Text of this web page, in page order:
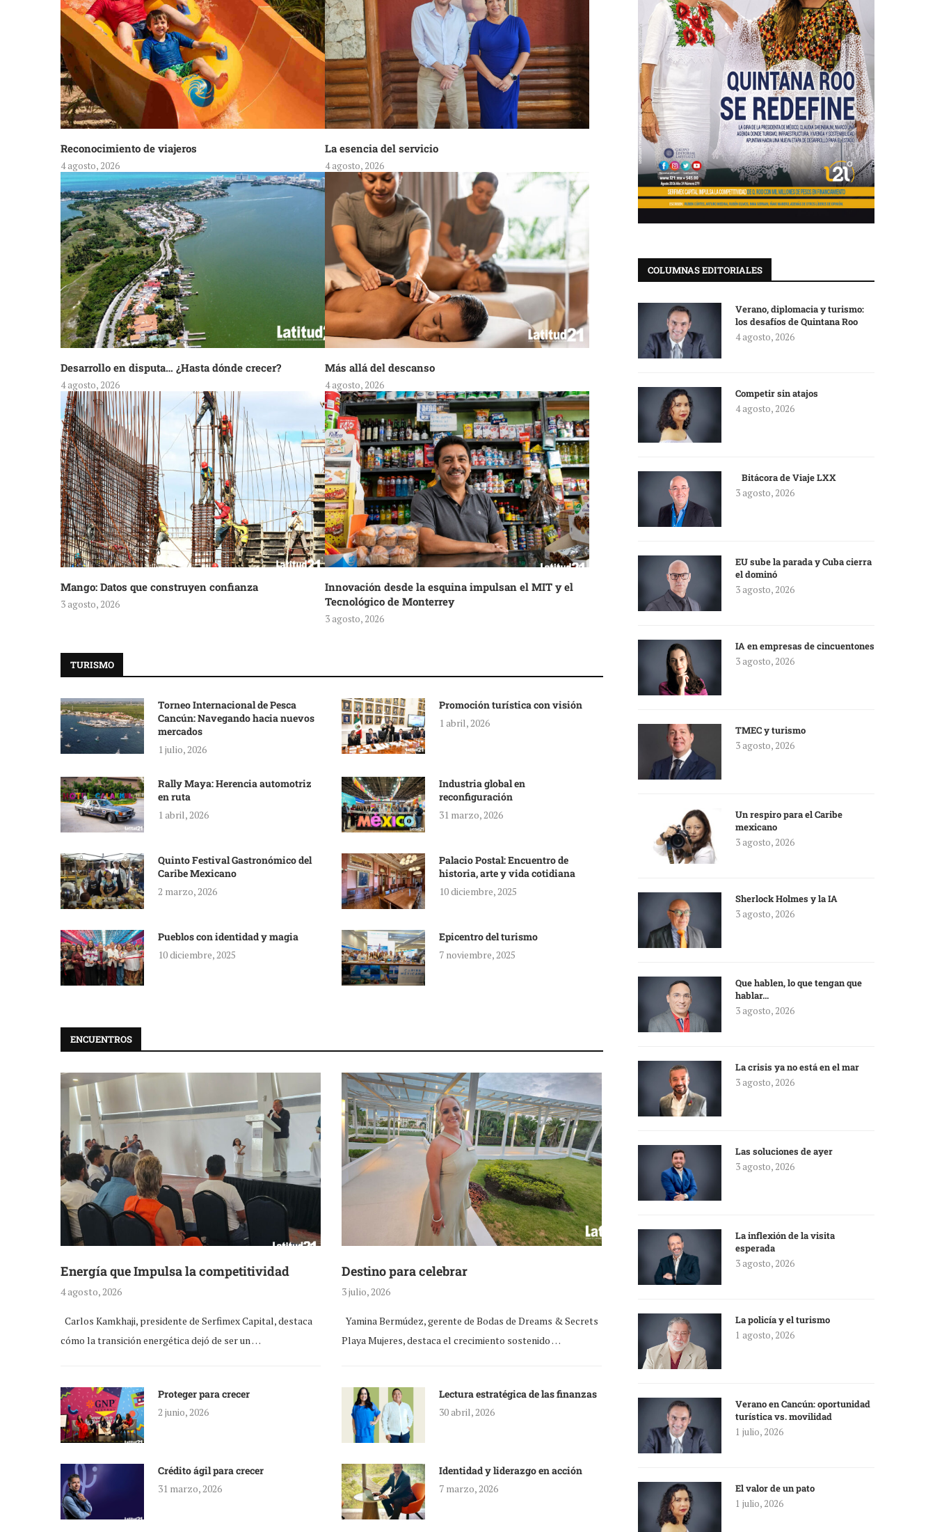
Reconocimiento de viajeros
4 agosto, 2026
La esencia del servicio
4 agosto, 2026
Desarrollo en disputa… ¿Hasta dónde crecer?
4 agosto, 2026
Más allá del descanso
4 agosto, 2026
Mango: Datos que construyen confianza
3 agosto, 2026
Innovación desde la esquina impulsan el MIT y el
Tecnológico de Monterrey
3 agosto, 2026
TURISMO
Torneo Internacional de Pesca
Cancún: Navegando hacia nuevos
mercados
1 julio, 2026
Promoción turística con visión
1 abril, 2026
Rally Maya: Herencia automotriz
en ruta
1 abril, 2026
Industria global en
reconfiguración
31 marzo, 2026
Quinto Festival Gastronómico del
Caribe Mexicano
2 marzo, 2026
Palacio Postal: Encuentro de
historia, arte y vida cotidiana
10 diciembre, 2025
Pueblos con identidad y magia
10 diciembre, 2025
Epicentro del turismo
7 noviembre, 2025
ENCUENTROS
Energía que Impulsa la competitividad
4 agosto, 2026
Carlos Kamkhaji, presidente de Serfimex Capital, destaca
cómo la transición energética dejó de ser un …
Destino para celebrar
3 julio, 2026
Yamina Bermúdez, gerente de Bodas de Dreams & Secrets
Playa Mujeres, destaca el crecimiento sostenido …
Proteger para crecer
2 junio, 2026
Lectura estratégica de las finanzas
30 abril, 2026
Crédito ágil para crecer
31 marzo, 2026
Identidad y liderazgo en acción
7 marzo, 2026
COLUMNAS EDITORIALES
Verano, diplomacia y turismo:
los desafíos de Quintana Roo
4 agosto, 2026
Competir sin atajos
4 agosto, 2026
Bitácora de Viaje LXX
3 agosto, 2026
EU sube la parada y Cuba cierra
el dominó
3 agosto, 2026
IA en empresas de cincuentones
3 agosto, 2026
TMEC y turismo
3 agosto, 2026
Un respiro para el Caribe
mexicano
3 agosto, 2026
Sherlock Holmes y la IA
3 agosto, 2026
Que hablen, lo que tengan que
hablar…
3 agosto, 2026
La crisis ya no está en el mar
3 agosto, 2026
Las soluciones de ayer
3 agosto, 2026
La inflexión de la visita
esperada
3 agosto, 2026
La policía y el turismo
1 agosto, 2026
Verano en Cancún: oportunidad
turística vs. movilidad
1 julio, 2026
El valor de un pato
1 julio, 2026